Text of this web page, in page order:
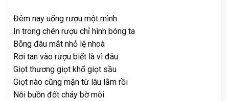
Đêm nay uống rượu một mình
In trong chén rượu chỉ hình bóng ta
Bỗng đâu mắt nhỏ lệ nhoà
Rơi tan vào rượu biết là vì đâu
Giọt thương giọt khổ giọt sầu
Giọt nào cũng mặn từ lâu lắm rồi
Nỗi buồn đốt cháy bờ môi